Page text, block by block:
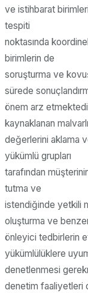
ve istihbarat
tespiti
noktasında
birimlerin de
soruşturma ve
sürede
önem arz
kaynaklanan
değerlerini aklama
yükümlü grupları
tarafından
tutma ve
istendiğinde yetkili
oluşturma ve
önleyici tedbirlerin
yükümlülüklere
denetlenmesi
denetim faaliyetleri